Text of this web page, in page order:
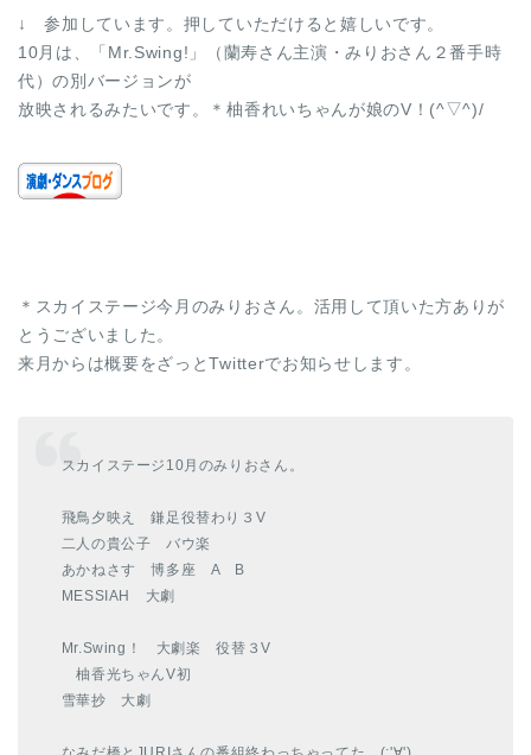
↓ 参加しています。押していただけると嬉しいです。
10月は、「Mr.Swing!」（蘭寿さん主演・みりおさん２番手時
代）の別バージョンが
放映されるみたいです。＊柚香れいちゃんが娘のV！(^▽^)/
＊スカイステージ今月のみりおさん。活用して頂いた方ありが
とうございました。
来月からは概要をざっとTwitterでお知らせします。
スカイステージ10月のみりおさん。
飛鳥夕映え 鎌足役替わり３V
二人の貴公子 バウ楽
あかねさす 博多座 A B
MESSIAH 大劇
Mr.Swing！ 大劇楽 役替３V
柚香光ちゃんV初
雪華抄 大劇